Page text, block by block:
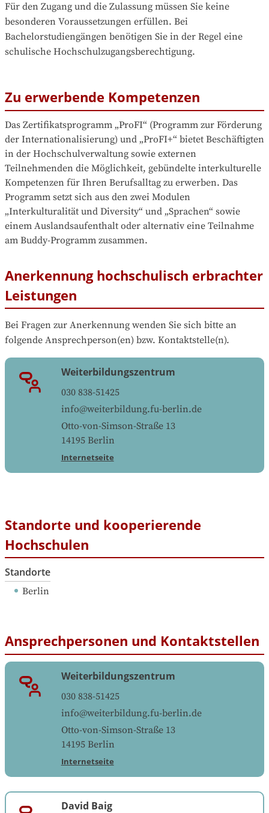
Für den Zugang und die Zulassung müssen Sie keine
besonderen Voraussetzungen erfüllen. Bei
Bachelorstudiengängen benötigen Sie in der Regel eine
schulische Hochschulzugangsberechtigung.
Zu erwerbende Kompetenzen
Das Zertifikatsprogramm „ProFI“ (Programm zur Förderung
der Internationalisierung) und „ProFI+“ bietet Beschäftigten
in der Hochschulverwaltung sowie externen
Teilnehmenden die Möglichkeit, gebündelte interkulturelle
Kompetenzen für Ihren Berufsalltag zu erwerben. Das
Programm setzt sich aus den zwei Modulen
„Interkulturalität und Diversity“ und „Sprachen“ sowie
einem Auslandsaufenthalt oder alternativ eine Teilnahme
am Buddy-Programm zusammen.
Anerkennung hochschulisch erbrachter
Leistungen
Bei Fragen zur Anerkennung wenden Sie sich bitte an
folgende Ansprechperson(en) bzw. Kontaktstelle(n).
Weiterbildungszentrum
030 838-51425
info@weiterbildung.fu-berlin.de
Otto-von-Simson-Straße 13
14195 Berlin
Internetseite
Standorte und kooperierende
Hochschulen
Standorte
Berlin
Ansprechpersonen und Kontaktstellen
Weiterbildungszentrum
030 838-51425
info@weiterbildung.fu-berlin.de
Otto-von-Simson-Straße 13
14195 Berlin
Internetseite
David Baig